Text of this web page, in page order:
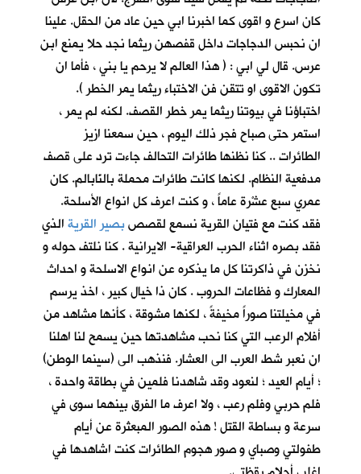
كان اسرع و اقوى كما اخبرنا ابي حين عاد من الحقل. علينا
ان نحبس الدجاجات داخل قفصهن ريثما نجد حلا يمنع ابن
عرس. قال لي ابي : ( هذا العالم لا يرحم يا بني ، فأما ان
تكون الاقوى او تتقن فن الاختباء ريثما يمر الخطر ).
اختباؤنا في بيوتنا ريثما يمر خطر القصف. لكنه لم يمر ،
استمر حتى صباح فجر ذلك اليوم ، حين سمعنا ازيز
الطائرات .. كنا نظنها طائرات التحالف جاءت ترد على قصف
مدفعية النظام. لكنها كانت طائرات محملة بالنّابالم. كان
عمري سبع عشْرة عاماً ، و كنت اعرف كل انواع الأسلحة.
فقد كنت مع فتيان القرية نسمع لقصصبصير القريةالذي
فقد بصره اثناء الحرب العراقية- الايرانية . كنا نلتف حوله و
نخزن في ذاكرتنا كل ما يذكره عن انواع الاسلحة و احداث
المعارك و فظاعات الحروب . كان ذا خيال كبير ، اخذ يرسم
في مخيلتنا صوراً مخيفةً ، لكنها مشوقة ، كأنها مشاهد من
أفلام الرعب التي كنا نحب مشاهدتها حين يسمح لنا اهلنا
ان نعبر شط العرب الى العشار. فنذهب الى (سينما الوطن)
؛ أيام العيد ؛ لنعود وقد شاهدنا فلمين في بطاقة واحدة ،
فلم حربي وفلم رعب ، ولا اعرف ما الفرق بينهما سوى في
سرعة و بساطة القتل ! هذه الصور المبعثرة عن أيام
طفولتي وصباي و صور هجوم الطائرات كنت اشاهدها في